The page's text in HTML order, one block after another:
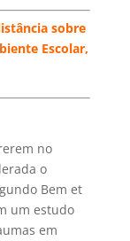
sobre
Escolar,
no
o
Bem et
um estudo
em